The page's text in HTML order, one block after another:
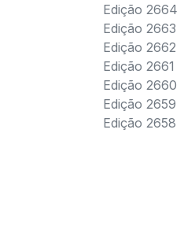
Edição 2664
Edição 2663
Edição 2662
Edição 2661
Edição 2660
Edição 2659
Edição 2658